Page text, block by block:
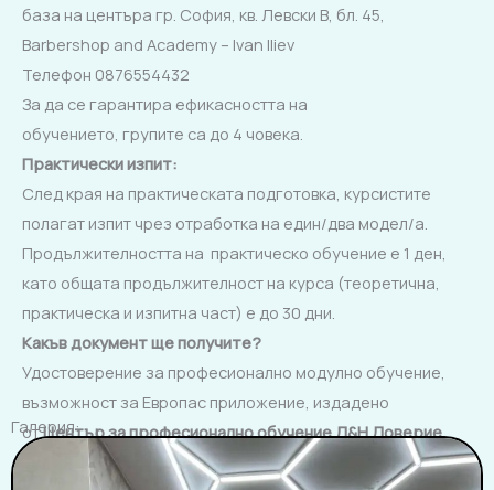
база на центъра гр. София, кв. Левски В, бл. 45,
Barbershop and Academy – Ivan Iliev
Телефон 0876554432
За да се гарантира ефикасността на
обучението, групите са до 4 човека.
Практически изпит:
След края на практическата подготовка, курсистите
полагат изпит чрез отработка на eдин/два модел/а.
Продължителността на практическо обучение е 1 ден,
като общата продължителност на курса (теоретична,
практическа и изпитна част) е до 30 дни.
Какъв документ ще получите?
Удостоверение за професионално модулно обучение,
възможност за Европас приложение, издадено
отЦентър за професионално обучение Д&НДоверие
Галерия: